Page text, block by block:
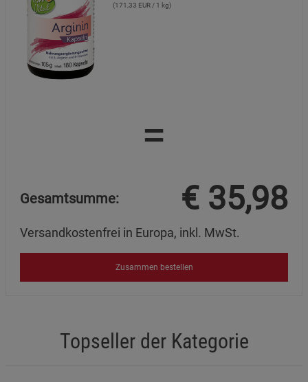
(171,33 EUR / 1 kg)
=
Gesamtsumme: € 35,98
Versandkostenfrei in Europa, inkl. MwSt.
Zusammen bestellen
Topseller der Kategorie
Marketing Cookies (3)
Beschreibung Marketing Cookies
Datenschutzerklärung